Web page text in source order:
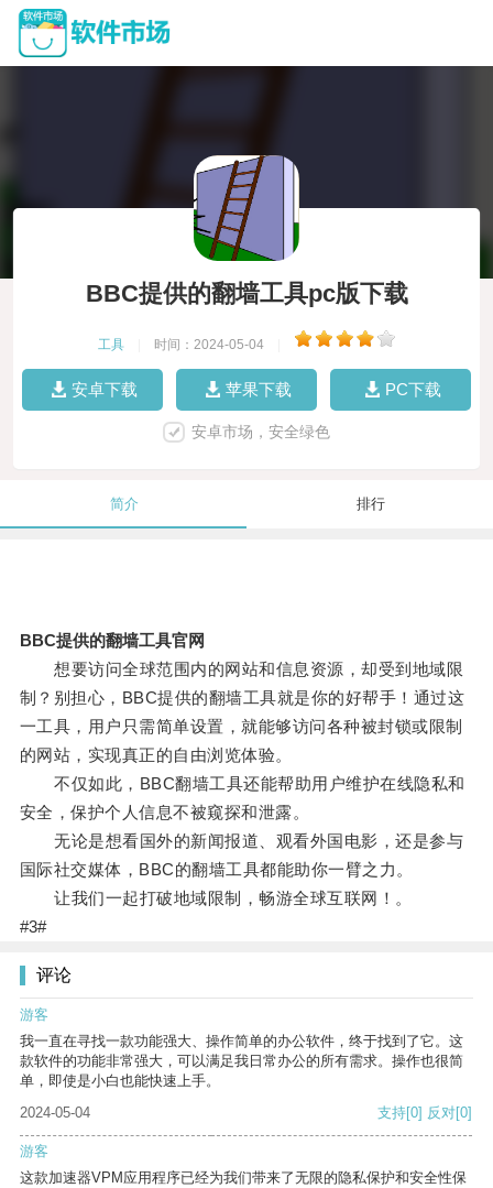
BBC提供的翻墙工具pc版下载
工具 时间：2024-05-04
安卓下载 苹果下载 PC下载
安卓市场，安全绿色
简介 排行
BBC提供的翻墙工具官网
想要访问全球范围内的网站和信息资源，却受到地域限
制？别担心，BBC提供的翻墙工具就是你的好帮手！通过这
一工具，用户只需简单设置，就能够访问各种被封锁或限制
的网站，实现真正的自由浏览体验。
不仅如此，BBC翻墙工具还能帮助用户维护在线隐私和
安全，保护个人信息不被窥探和泄露。
无论是想看国外的新闻报道、观看外国电影，还是参与
国际社交媒体，BBC的翻墙工具都能助你一臂之力。
让我们一起打破地域限制，畅游全球互联网！。
#3#
评论
游客
我一直在寻找一款功能强大、操作简单的办公软件，终于找到了它。这
款软件的功能非常强大，可以满足我日常办公的所有需求。操作也很简
单，即使是小白也能快速上手。
2024-05-04
支持[0] 反对[0]
游客
这款加速器VPM应用程序已经为我们带来了无限的隐私保护和安全性保